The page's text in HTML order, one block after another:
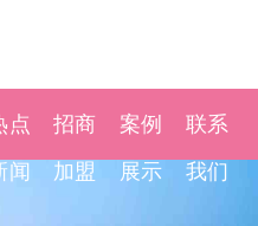
点
闻
招商
加盟
案例
展示
联系
我们